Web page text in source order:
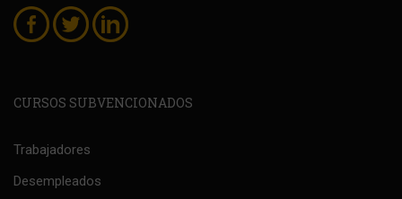
CURSOS SUBVENCIONADOS
Trabajadores
Desempleados